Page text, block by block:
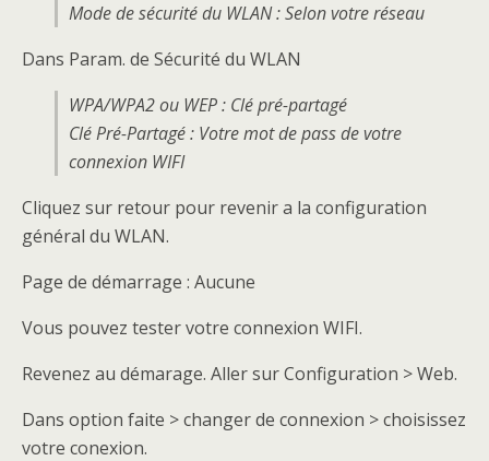
Mode de sécurité du WLAN : Selon votre réseau
Dans Param. de Sécurité du WLAN
WPA/WPA2 ou WEP : Clé pré-partagé
Clé Pré-Partagé : Votre mot de pass de votre
connexion WIFI
Cliquez sur retour pour revenir a la configuration
général du WLAN.
Page de démarrage : Aucune
Vous pouvez tester votre connexion WIFI.
Revenez au démarage. Aller sur Configuration > Web.
Dans option faite > changer de connexion > choisissez
votre conexion.